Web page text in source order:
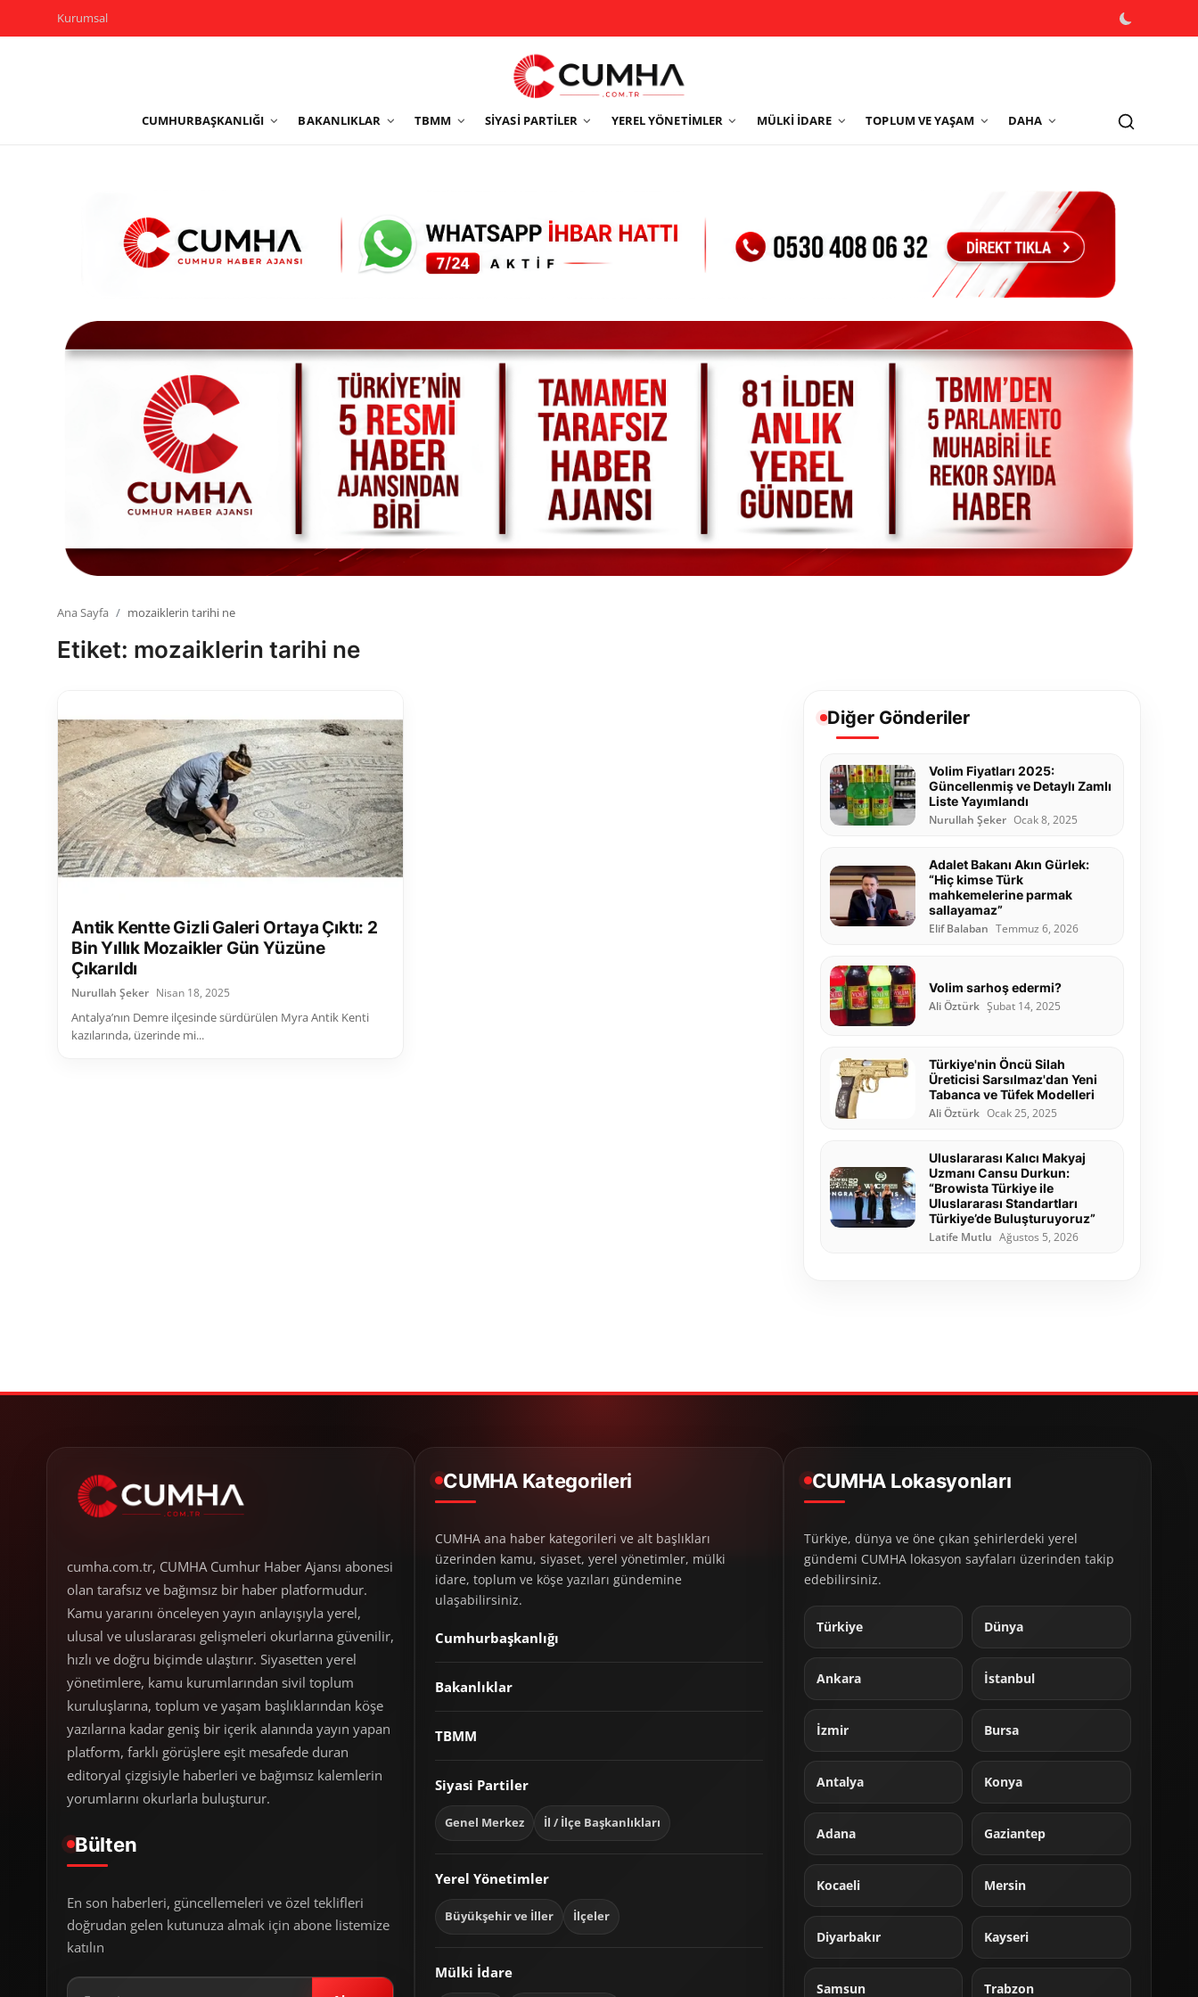
Kurumsal
CUMHURBAŞKANLIĞI BAKANLIKLAR TBMM SIYASI PARTILER YEREL YÖNETIMLER MÜLKI İDARE TOPLUM VE YAŞAM DAHA
Yerel Yönetimler
Sivil Toplum Kuruluşları
Kamu Kurumları ve Üst Kurullar
Resmi Reklamlar
Ana Sayfa mozaiklerin tarihi ne
Etiket: mozaiklerin tarihi ne
Antik Kentte Gizli Galeri Ortaya Çıktı: 2
Bin Yıllık Mozaikler Gün Yüzüne
Çıkarıldı
Nurullah Şeker Nisan 18, 2025
Antalya’nın Demre ilçesinde sürdürülen Myra Antik Kenti
kazılarında, üzerinde mi...
Diğer Gönderiler
Volim Fiyatları 2025:
Güncellenmiş ve Detaylı Zamlı
Liste Yayımlandı
Nurullah Şeker Ocak 8, 2025
Adalet Bakanı Akın Gürlek:
“Hiç kimse Türk
mahkemelerine parmak
sallayamaz”
Elif Balaban Temmuz 6, 2026
Volim sarhoş edermi?
Ali Öztürk Şubat 14, 2025
Türkiye'nin Öncü Silah
Üreticisi Sarsılmaz'dan Yeni
Tabanca ve Tüfek Modelleri
Ali Öztürk Ocak 25, 2025
Uluslararası Kalıcı Makyaj
Uzmanı Cansu Durkun:
“Browista Türkiye ile
Uluslararası Standartları
Türkiye’de Buluşturuyoruz”
Latife Mutlu Ağustos 5, 2026
cumha.com.tr, CUMHA Cumhur Haber Ajansı abonesi
olan tarafsız ve bağımsız bir haber platformudur.
Kamu yararını önceleyen yayın anlayışıyla yerel,
ulusal ve uluslararası gelişmeleri okurlarına güvenilir,
hızlı ve doğru biçimde ulaştırır. Siyasetten yerel
yönetimlere, kamu kurumlarından sivil toplum
kuruluşlarına, toplum ve yaşam başlıklarından köşe
yazılarına kadar geniş bir içerik alanında yayın yapan
platform, farklı görüşlere eşit mesafede duran
editoryal çizgisiyle haberleri ve bağımsız kalemlerin
yorumlarını okurlarla buluşturur.
Bülten
En son haberleri, güncellemeleri ve özel teklifleri
doğrudan gelen kutunuza almak için abone listemize
katılın
CUMHA Kategorileri
CUMHA ana haber kategorileri ve alt başlıkları
üzerinden kamu, siyaset, yerel yönetimler, mülki
idare, toplum ve köşe yazıları gündemine
ulaşabilirsiniz.
Cumhurbaşkanlığı
Bakanlıklar
TBMM
Siyasi Partiler
Genel Merkez İl / İlçe Başkanlıkları
Yerel Yönetimler
Büyükşehir ve İller İlçeler
Mülki İdare
CUMHA Lokasyonları
Türkiye, dünya ve öne çıkan şehirlerdeki yerel
gündemi CUMHA lokasyon sayfaları üzerinden takip
edebilirsiniz.
Türkiye Dünya
Ankara İstanbul
İzmir Bursa
Antalya Konya
Adana Gaziantep
Kocaeli Mersin
Diyarbakır Kayseri
Samsun Trabzon